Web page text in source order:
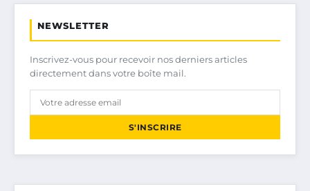
NEWSLETTER
Inscrivez-vous pour recevoir nos derniers articles
directement dans votre boîte mail.
S'INSCRIRE